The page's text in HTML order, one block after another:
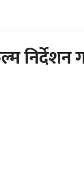
निर्देशन